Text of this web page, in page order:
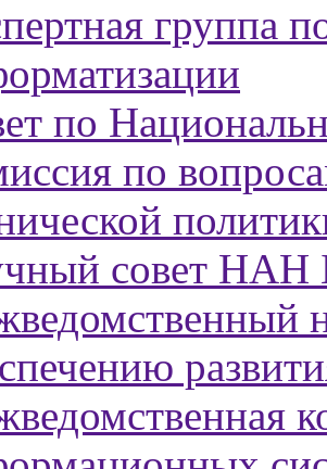
группа
по
по
совет НАН